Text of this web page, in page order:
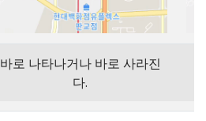
바로 나타나거나 바로 사라진
다.